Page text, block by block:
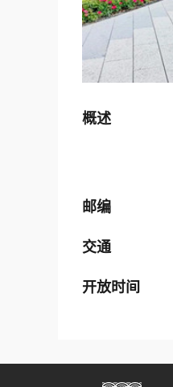
概述
邮编
交通
开放时间